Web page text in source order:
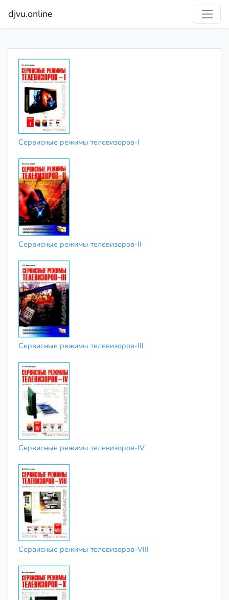
djvu.online
Сервисные режимы телевизоров-I
Сервисные режимы телевизоров-II
Сервисные режимы телевизоров-III
Сервисные режимы телевизоров-IV
Сервисные режимы телевизоров-VIII